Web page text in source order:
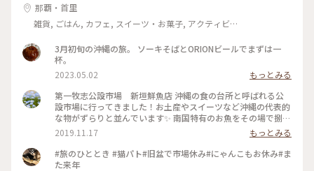
那覇・首里
雑貨, ごはん, カフェ, スイーツ・お菓子, アクティビ
げ
3月初旬の沖縄の旅。 ソーキそばとORIONビールでまずは一
杯。
2023.05.02
もっとみる
第一牧志公設市場 新垣鮮魚店 沖縄の食の台所と呼ばれる公
設市場に行ってきました！お土産やスイーツなど沖縄の代表的
な物がずらりと並んでいます✨ 南国特有のお魚をその場で捌い
てもらい食べる事も出来るようですが、急いでいたので既にお
造りになっていた物を頂きました。これで1000円！！もちろ
ん新鮮で美味しかったです☺️ #沖縄県 #第一牧志公設市場 #
新垣鮮魚店
2019.11.17
もっとみる
#旅のひととき #猫パト#旧盆で市場休み#にゃんこもお休み#ま
た来年